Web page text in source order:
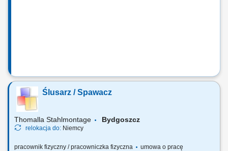
Ślusarz / Spawacz
Thomalla Stahlmontage Bydgoszcz
relokacja do: Niemcy
pracownik fizyczny / pracowniczka fizyczna
umowa o pracę